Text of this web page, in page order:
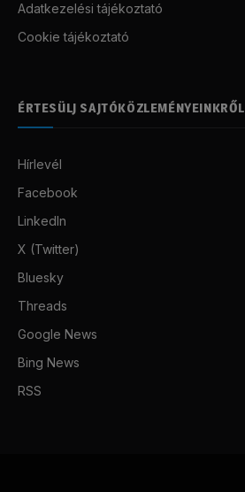
Adatkezelési tájékoztató
Cookie tájékoztató
ÉRTESÜLJ SAJTÓKÖZLEMÉNYEINKRŐL
Hírlevél
Facebook
LinkedIn
X (Twitter)
Bluesky
Threads
Google News
Bing News
RSS